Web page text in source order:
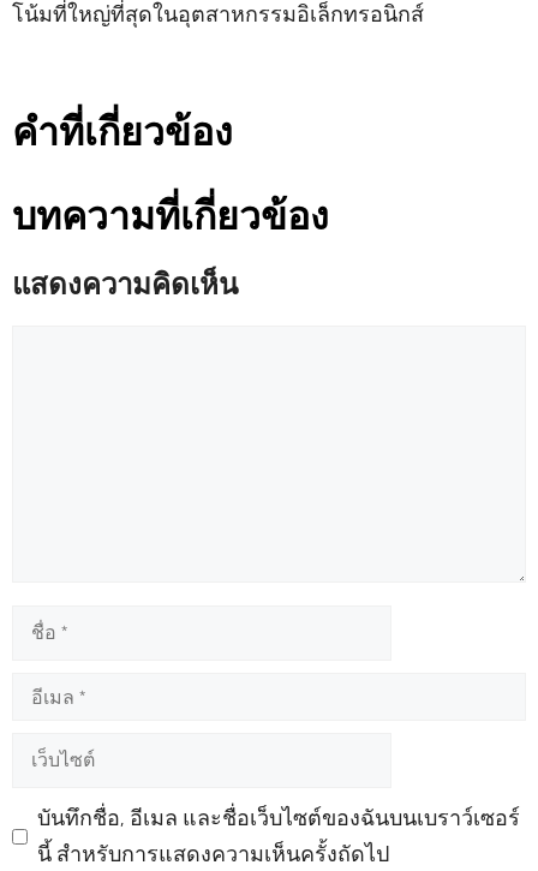
โน้มที่ใหญ่ที่สุดในอุตสาหกรรมอิเล็กทรอนิกส์
คำที่เกี่ยวข้อง
บทความที่เกี่ยวข้อง
แสดงความคิดเห็น
ชื่อ
อีเมล
เว็บไซต์
บันทึกชื่อ, อีเมล และชื่อเว็บไซต์ของฉันบนเบราว์เซอร์
นี้ สำหรับการแสดงความเห็นครั้งถัดไป